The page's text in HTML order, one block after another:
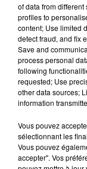
Musique
of data from
profiles to
content; Use limited
detect fraud, and fix
Save and
process personal
following
requested; Use
other data sources;
information
Vous pouvez
sélectionnant les
Vous pouvez
accepter". Vos